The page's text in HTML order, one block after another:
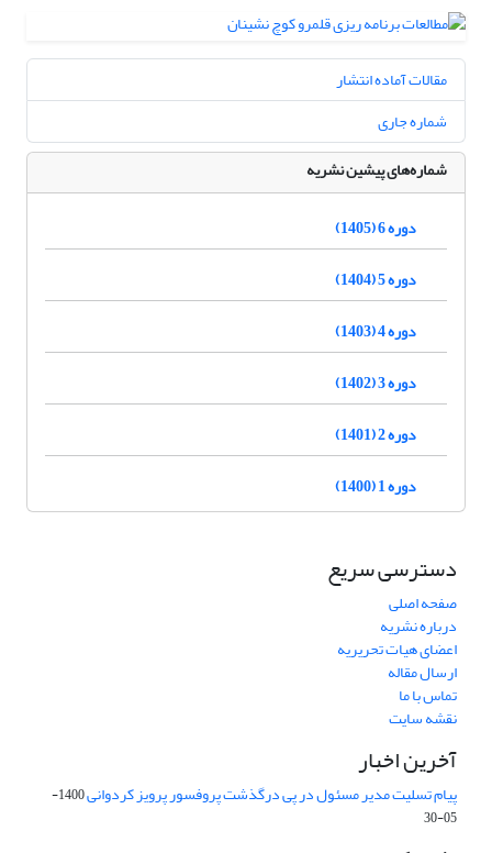
مقالات آماده انتشار
شماره جاری
شماره‌های پیشین نشریه
دوره 6 (1405)
دوره 5 (1404)
دوره 4 (1403)
دوره 3 (1402)
دوره 2 (1401)
دوره 1 (1400)
دسترسی سریع
صفحه اصلی
درباره نشریه
اعضای هیات تحریریه
ارسال مقاله
تماس با ما
نقشه سایت
آخرین اخبار
پیام تسلیت مدیر مسئول در پی درگذشت پروفسور پرویز کردوانی
1400-
05-30